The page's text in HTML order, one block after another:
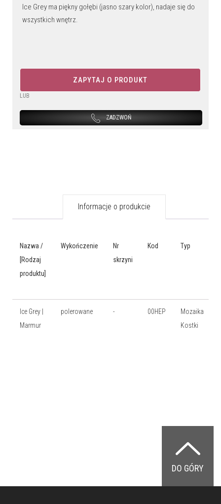
Ice Grey ma piękny gołębi (jasno szary kolor), nadaje się do
wszystkich wnętrz.
ZAPYTAJ O PRODUKT
LUB
ZADZWOŃ
Informacje o produkcie
Nazwa /
[Rodzaj
produktu]
Wykończenie
Nr
skrzyni
Kod Typ
Ice Grey |
Marmur
polerowane - 00HEP
Mozaika
Kostki
DO GÓRY